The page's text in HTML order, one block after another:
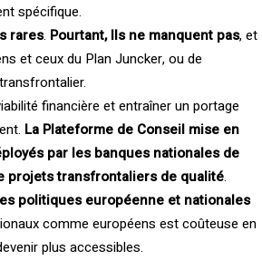
spécifique.
rares. Pourtant, Ils ne manquent pas, et
et ceux du Plan Juncker, ou de
financière et entraîner un portage
La Plateforme de Conseil mise en
par les banques nationales de
projets transfrontaliers de qualité.
politiques européenne et nationales
comme européens est coûteuse en
plus accessibles.